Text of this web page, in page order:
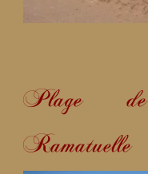
Plage
Ramatuelle